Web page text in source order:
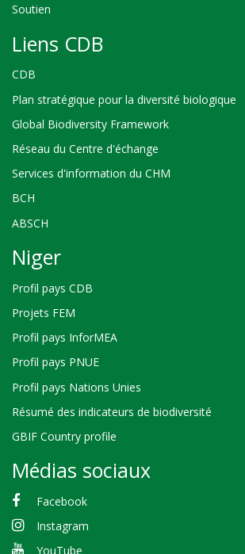
Soutien
Liens CDB
CDB
Plan stratégique pour la diversité biologique
Global Biodiversity Framework
Réseau du Centre d'échange
Services d'information du CHM
BCH
ABSCH
Niger
Profil pays CDB
Projets FEM
Profil pays InforMEA
Profil pays PNUE
Profil pays Nations Unies
Résumé des indicateurs de biodiversité
GBIF Country profile
Médias sociaux
Facebook
Instagram
YouTube